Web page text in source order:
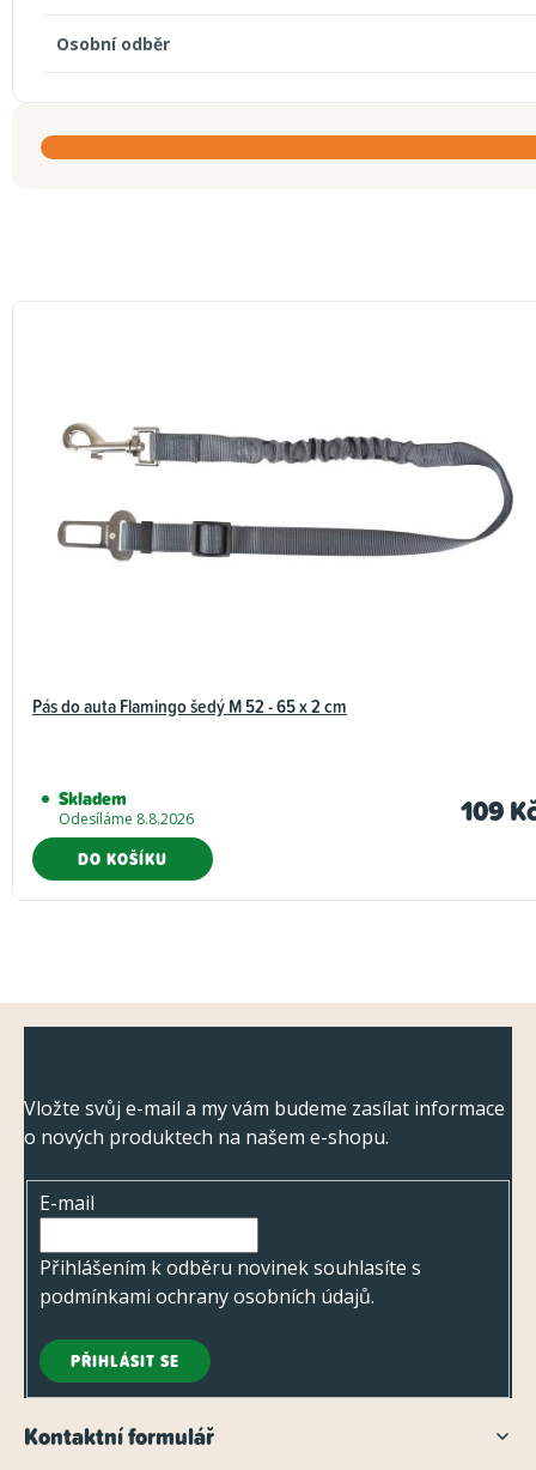
Osobní odběr
Pás do auta Flamingo šedý M 52 - 65 x 2 cm
Skladem
Odesíláme 8.8.2026 109
DO KOŠÍKU
Vložte svůj e-mail a my vám budeme zasílat informace
o nových produktech na našem e-shopu.
E-mail
Přihlášením k odběru novinek souhlasíte s
podmínkami ochrany osobních údajů.
PŘIHLÁSIT SE
Kontaktní formulář